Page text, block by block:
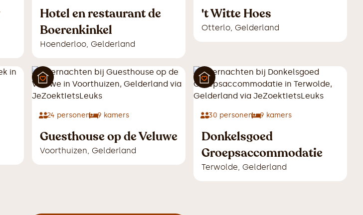
Hotel en restaurant de
Boerenkinkel
Hoenderloo, Gelderland
't Witte Hoes
Otterlo, Gelderland
24 personen 9 kamers
Guesthouse op de Veluwe
Voorthuizen, Gelderland
30 personen 9 kamers
Donkelsgoed
Groepsaccommodatie
Terwolde, Gelderland